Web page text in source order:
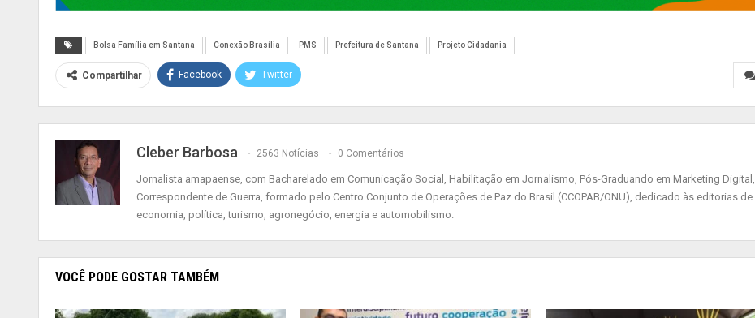
Bolsa Família em Santana Conexão Brasília PMS Prefeitura de Santana Projeto Cidadania
Compartilhar Facebook Twitter
Cleber Barbosa 2563 Notícias 0 Comentários
Jornalista amapaense, com Bacharelado em Comunicação Social, Habilitação em Jornalismo, Pós-Graduando em Marketing Digital,
Correspondente de Guerra, formado pelo Centro Conjunto de Operações de Paz do Brasil (CCOPAB/ONU), dedicado às editorias de
economia, política, turismo, agronegócio, energia e automobilismo.
VOCÊ PODE GOSTAR TAMBÉM